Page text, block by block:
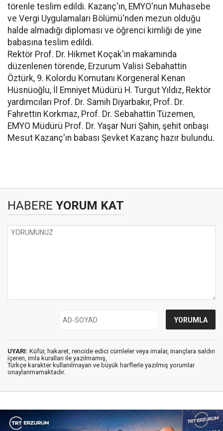
törenle teslim edildi. Kazanç'ın, EMYO'nun Muhasebe
ve Vergi Uygulamaları Bölümü'nden mezun olduğu
halde almadığı diploması ve öğrenci kimliği de yine
babasına teslim edildi.
Rektör Prof. Dr. Hikmet Koçak'ın makamında
düzenlenen törende, Erzurum Valisi Sebahattin
Öztürk, 9. Kolordu Komutanı Korgeneral Kenan
Hüsnüoğlu, İl Emniyet Müdürü H. Turgut Yıldız, Rektör
yardımcıları Prof. Dr. Samih Diyarbakır, Prof. Dr.
Fahrettin Korkmaz, Prof. Dr. Sebahattin Tüzemen,
EMYO Müdürü Prof. Dr. Yaşar Nuri Şahin, şehit onbaşı
Mesut Kazanç'ın babası Şevket Kazanç hazır bulundu.
HABERE YORUM KAT
UYARI: Küfür, hakaret, rencide edici cümleler veya imalar, inançlara saldırı
içeren, imla kuralları ile yazılmamış,
Türkçe karakter kullanılmayan ve büyük harflerle yazılmış yorumlar
onaylanmamaktadır.